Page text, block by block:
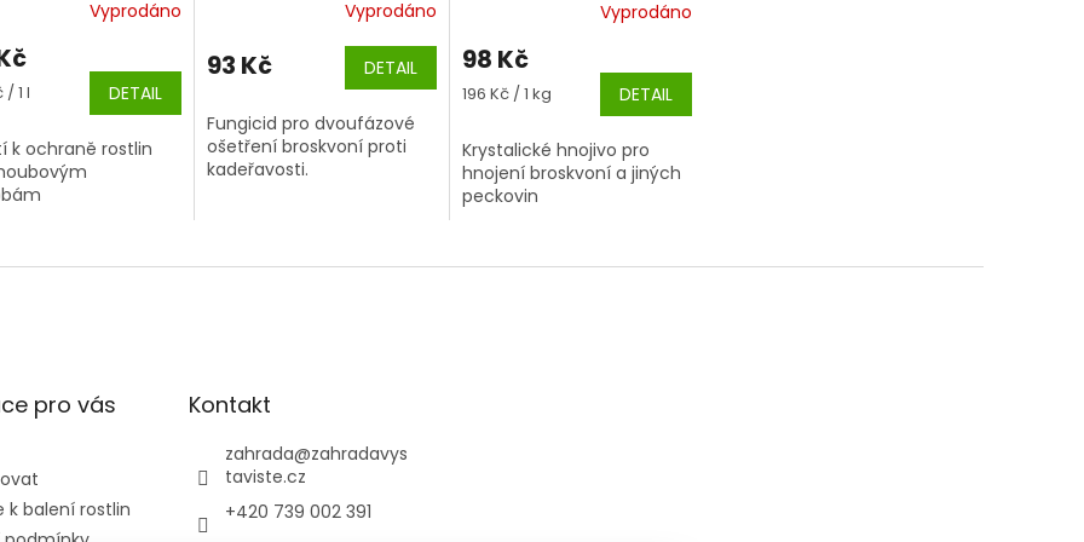
Vyprodáno
/ 1 l DETAIL
k ochraně rostlin
Vyprodáno
93 Kč DETAIL
Fungicid pro dvoufázové
ošetření broskvoní proti
kadeřavosti.
Vyprodáno
98 Kč
Měrná
196 Kč / 1 kg DETAIL
Krystalické hnojivo pro
hnojení broskvoní a jiných
peckovin
pro vás
k balení rostlin
Kontakt
zahrada@zahradavys
taviste.cz
+420 739 002 391